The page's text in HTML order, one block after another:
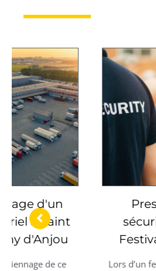
Prestation de
sécurité pour un
Festival à Saumur
Lors d’un festival de musique à